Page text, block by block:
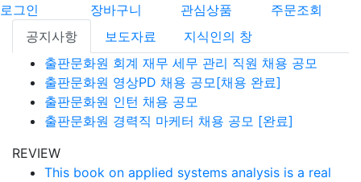
로그인 장바구니 관심상품
주문조회
공지사항
보도자료
지식인의 창
출판문화원 회계 재무 세무 관리 직원 채용 공모
출판문화원 영상PD 채용 공모[채용 완료]
출판문화원 인턴 채용 공모
출판문화원 경력직 마케터 채용 공모 [완료]
REVIEW
This book on applied systems analysis is a real